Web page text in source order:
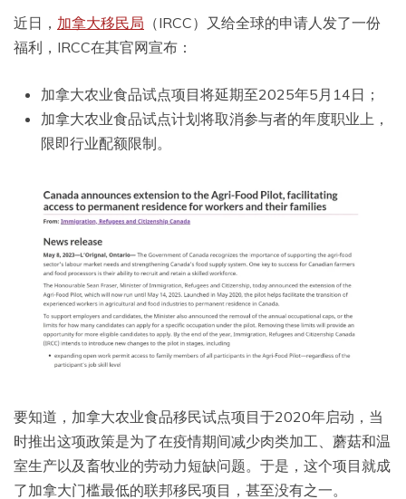
近日， 加拿大移民局 （IRCC）又给全球的申请人发了一份
福利，IRCC在其官网宣布：
加拿大农业食品试点项目将延期至2025年5月14日；
加拿大农业食品试点计划将取消参与者的年度职业上，
限即行业配额限制。
要知道，加拿大农业食品移民试点项目于2020年启动，当
时推出这项政策是为了在疫情期间减少肉类加工、蘑菇和温
室生产以及畜牧业的劳动力短缺问题。于是，这个项目就成
了加拿大门槛最低的联邦移民项目，甚至没有之一。